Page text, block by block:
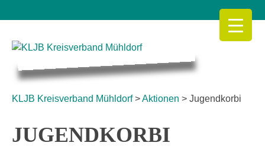
to
KLJB Kreisverband Mühldorf>Aktionen > Jugendkorbi
JUGENDKORBI